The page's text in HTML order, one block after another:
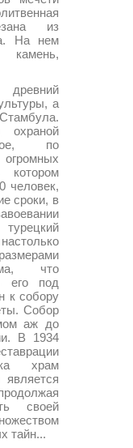
из
На нем
а
по
котором
человек,
сроки, в
что
его под
к собору
Собор
аж до
В 1934
храм
своей
тайн...